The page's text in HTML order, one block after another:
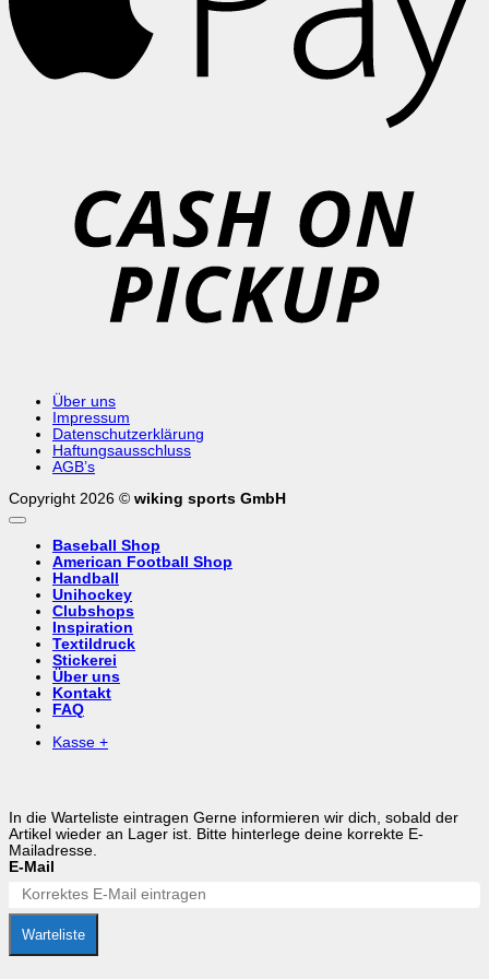
Über uns
Impressum
Datenschutzerklärung
Haftungsausschluss
AGB’s
Copyright 2026 © wiking sports GmbH
Baseball Shop
American Football Shop
Handball
Unihockey
Clubshops
Inspiration
Textildruck
Stickerei
Über uns
Kontakt
FAQ
Kasse +
In die Warteliste eintragen Gerne informieren wir dich, sobald der
Artikel wieder an Lager ist. Bitte hinterlege deine korrekte E-
Mailadresse.
E-Mail
Warteliste